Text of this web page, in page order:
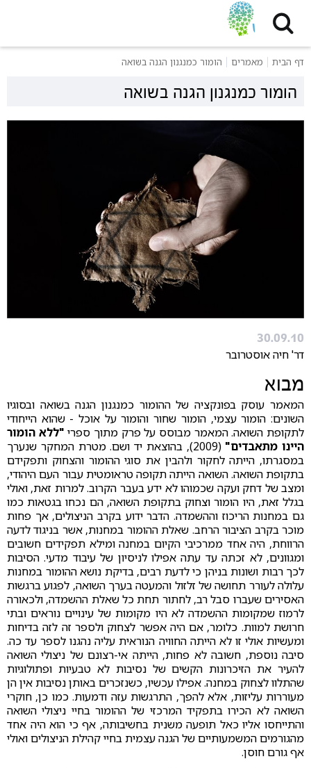
דף הבית מאמרים הומור כמנגנון הגנה בשואה
הומור כמנגנון הגנה בשואה
30.09.10
דר' חיה אוסטרובר
מבוא
המאמר עוסק בפונקציה של ההומור כמנגנון הגנה בשואה ובסוגיו
השונים: הומור עצמי, הומור שחור והומור על אוכל - שהוא הייחודי
לתקופת השואה. המאמר מבוסס על פרק מתוך ספרי "ללא הומור
היינו מתאבדים"
(2009), בהוצאת יד ושם. מטרת המחקר שנערך
במסגרתו, הייתה לחקור ולהבין את סוגי ההומור והצחוק ותפקידם
בתקופת השואה. השואה הייתה תקופה טראומטית עבור העם היהודי,
ומצב של דחק ועקה שכמוהו לא ידע בעבר הקרוב. למרות זאת, ואולי
בגלל זאת, היו הומור וצחוק בתקופת השואה, הם נכחו בגטאות כמו
גם במחנות הריכוז וההשמדה. הדבר ידוע בקרב הניצולים, אך פחות
מוכר בקרב הציבור הרחב. שאלת ההומור במחנות, אשר בניגוד לדעה
הרווחת, היה אחד ממרכיבי הקיום במחנה ומילא תפקידים חשובים
ומגוונים, לא זכתה עד עתה אפילו לניסיון של עיבוד מדעי. הסיבות
לכך רבות ושונות בניהן כי לדעת רבים, בדיקת נושא ההומור במחנות
עלולה לעורר תחושה של זלזול והמעטה בערך השואה, לפגוע ברגשות
האסירים שעברו סבל רב, לחתור תחת כל שאלת ההשמדה, ולכאורה
לרמוז שמקומות ההשמדה לא היו מקומות של עינויים נוראים ובתי
חרושת למוות. כלומר, אם היה אפשר לצחוק ולספר זה לזה בדיחות
ומעשיות אולי זו לא הייתה החוויה הנוראית עליה נהגנו לספר עד כה.
סיבה נוספת, חשובה לא פחות, הייתה אי-רצונם של ניצולי השואה
להעיר את הזיכרונות הקשים של נסיבות לא טבעיות ופתולוגיות
שהתלוו לצחוק במחנה. אפילו עכשיו, כשנזכרים באותן נסיבות אין הן
מעוררות עליזות, אלא להפך, התרגשות עזה ודמעות. כמו כן, חוקרי
השואה לא הכירו בתפקיד המרכזי של ההומור בחיי ניצולי השואה
והתייחסו אליו כאל תופעה משנית בחשיבותה, אף כי הוא היה אחד
מהגורמים המשמעותיים של הגנה עצמית בחיי קהילת הניצולים ואולי
אף גורם חוסן.